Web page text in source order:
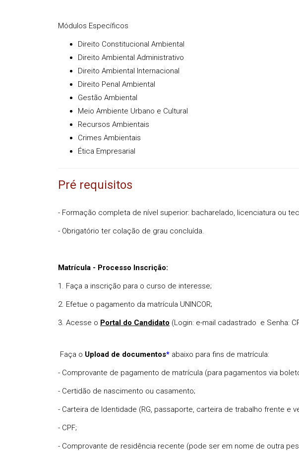
Módulos Específicos
Direito Constitucional Ambiental
Direito Ambiental Administrativo
Direito Ambiental Internacional
Direito Penal Ambiental
Gestão Ambiental
Meio Ambiente Urbano e Cultural
Recursos Ambientais
Crimes Ambientais
Ética Empresarial
Pré requisitos
- Formação completa de nível superior: bacharelado, licenciatura ou
- Obrigatório ter colação de grau concluída.
Matrícula - Processo Inscrição:
1. Faça a inscrição para o curso de interesse;
2. Efetue o pagamento da matrícula UNINCOR;
3. Acesse o Portal do Candidato (Login: e-mail cadastrado e Senha:
Faça o Upload de documentos* abaixo para fins de matrícula:
- Comprovante de pagamento de matrícula (para pagamentos via
- Certidão de nascimento ou casamento;
- Carteira de Identidade (RG, passaporte, carteira de trabalho frente e
- CPF;
- Comprovante de residência recente (pode ser em nome de outra